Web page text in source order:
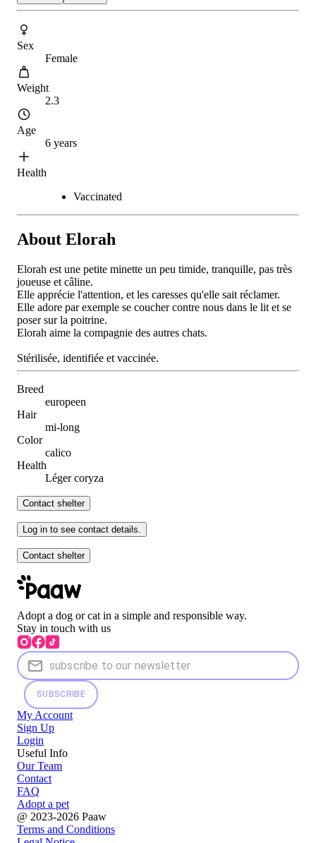
Sex
Female
Weight
2.3
Age
6 years
Health
Vaccinated
About Elorah
Elorah est une petite minette un peu timide, tranquille, pas très
joueuse et câline.
Elle apprécie l'attention, et les caresses qu'elle sait réclamer.
Elle adore par exemple se coucher contre nous dans le lit et se
poser sur la poitrine.
Elorah aime la compagnie des autres chats.
Stérilisée, identifiée et vaccinée.
Breed
europeen
Hair
mi-long
Color
calico
Health
Léger coryza
Contact shelter
Log in to see contact details.
Contact shelter
Adopt a dog or cat in a simple and responsible way.
Stay in touch with us
SUBSCRIBE
My Account
Sign Up
Login
Useful Info
Our Team
Contact
FAQ
Adopt a pet
@ 2023-2026 Paaw
Terms and Conditions